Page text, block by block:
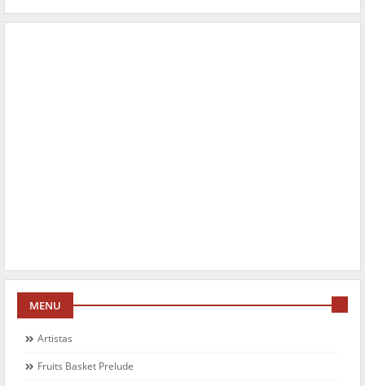
MENU
Artistas
Fruits Basket Prelude